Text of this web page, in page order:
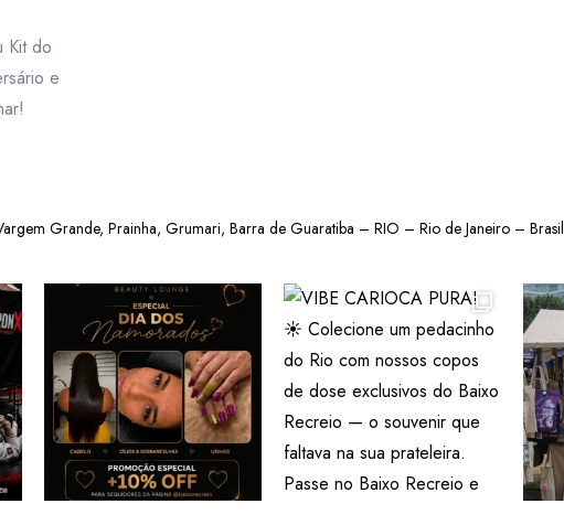
Kit do
e
Grande, Prainha, Grumari, Barra de Guaratiba – RIO – Rio de Janeiro – Brasil